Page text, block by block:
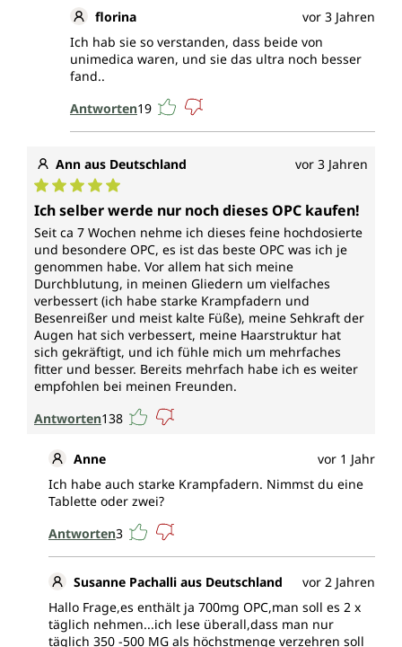
florina
vor 3 Jahren
Ich hab sie so verstanden, dass beide von
unimedica waren, und sie das ultra noch besser
fand..
Antworten19
Ann aus Deutschland vor 3 Jahren
Durchschnittliche Bewertung von 5 von 5 Sternen
Ich selber werde nur noch dieses OPC kaufen!
Seit ca 7 Wochen nehme ich dieses feine hochdosierte
und besondere OPC, es ist das beste OPC was ich je
genommen habe. Vor allem hat sich meine
Durchblutung, in meinen Gliedern um vielfaches
verbessert (ich habe starke Krampfadern und
Besenreißer und meist kalte Füße), meine Sehkraft der
Augen hat sich verbessert, meine Haarstruktur hat
sich gekräftigt, und ich fühle mich um mehrfaches
fitter und besser. Bereits mehrfach habe ich es weiter
empfohlen bei meinen Freunden.
Antworten138
Anne
vor 1 Jahr
Ich habe auch starke Krampfadern. Nimmst du eine
Tablette oder zwei?
Antworten3
Susanne Pachalli aus Deutschland
vor 2 Jahren
Hallo Frage,es enthält ja 700mg OPC,man soll es 2 x
täglich nehmen...ich lese überall,dass man nur
täglich 350 -500 MG als höchstmenge verzehren soll